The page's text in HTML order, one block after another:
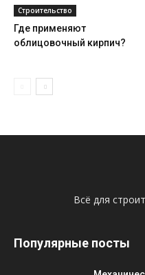
Строительство
Где применяют
облицовочный кирпич?
Всё для
Популярные посты